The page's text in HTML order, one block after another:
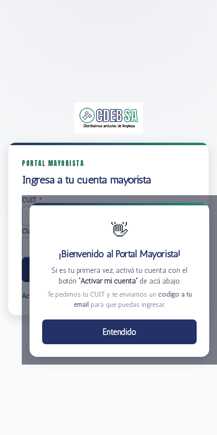
PORTAL MAYORISTA
Ingresá a tu cuenta mayorista
👋
¡Bienvenido al Portal Mayorista!
Si es tu primera vez, activá tu cuenta con el
botón “Activar mi cuenta”de acá abajo.
Te pedimos tu CUIT y te enviamos un código a tu
email para que puedas ingresar.
Entendido
CUIT *
Clave
Ingresar
Activar mi cuenta Olvidé mi clave
Centro de Distribución El Bacha S.A.